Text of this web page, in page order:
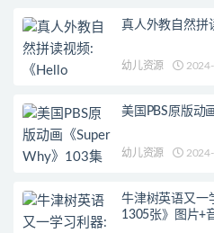
真人外教自然拼
幼儿资源
美国PBS原版动
幼儿资源
牛津树英语又一
1305张》图片+